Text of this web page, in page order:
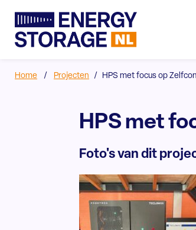
Home / Projecten / HPS met focus op
HPS met
Foto's van dit